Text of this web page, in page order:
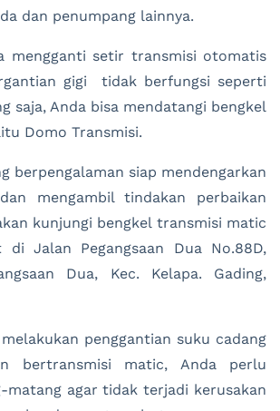
dan penumpang lainnya.
mengganti setir transmisi otomatis
gigi tidak berfungsi seperti
saja, Anda bisa mendatangi bengkel
Domo Transmisi.
berpengalaman siap mendengarkan
mengambil tindakan perbaikan
kunjungi bengkel transmisi matic
di Jalan Pegangsaan Dua No.88D,
Dua, Kec. Kelapa. Gading,
penggantian suku cadang
bertransmisi matic, Anda perlu
matang agar tidak terjadi kerusakan